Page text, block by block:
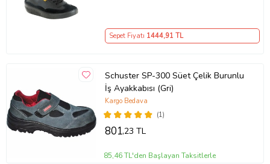
Sepet Fiyatı 1444,91 TL
Schuster SP-300 Süet Çelik Burunlu
İş Ayakkabısı (Gri)
(1)
Kargo Bedava
801,23 TL
85,46 TL'den Başlayan Taksitlerle